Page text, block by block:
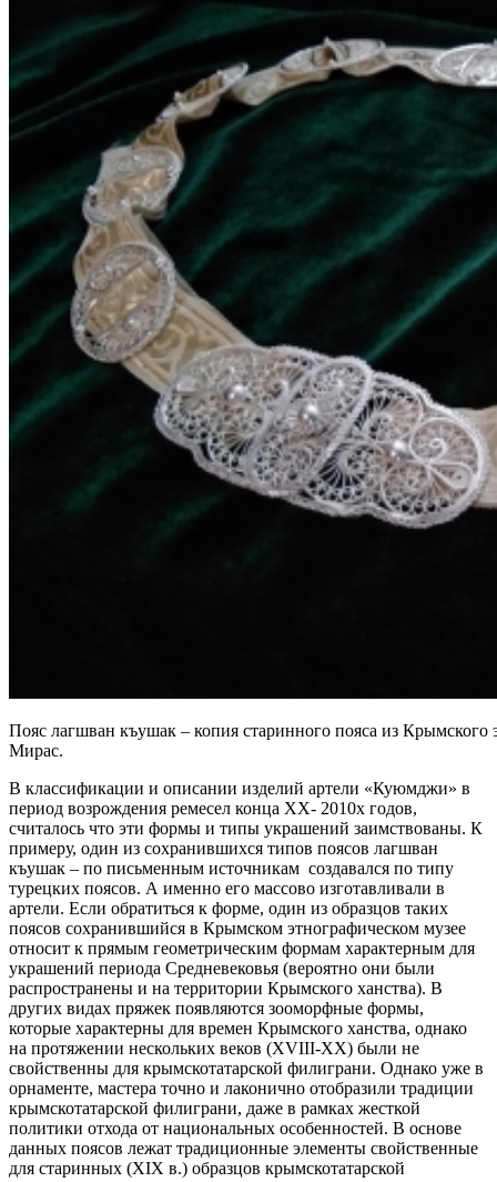
Пояс лагшван къушак – копия старинного пояса из Крымского
Мирас.
В классификации и описании изделий артели «Куюмджи» в
период возрождения ремесел конца ХХ- 2010х годов,
считалось что эти формы и типы украшений заимствованы. К
примеру, один из сохранившихся типов поясов лагшван
къушак – по письменным источникам создавался по типу
турецких поясов. А именно его массово изготавливали в
артели. Если обратиться к форме, один из образцов таких
поясов сохранившийся в Крымском этнографическом музее
относит к прямым геометрическим формам характерным для
украшений периода Средневековья (вероятно они были
распространены и на территории Крымского ханства). В
других видах пряжек появляются зооморфные формы,
которые характерны для времен Крымского ханства, однако
на протяжении нескольких веков (XVIII-XX) были не
свойственны для крымскотатарской филиграни. Однако уже в
орнаменте, мастера точно и лаконично отобразили традиции
крымскотатарской филиграни, даже в рамках жесткой
политики отхода от национальных особенностей. В основе
данных поясов лежат традиционные элементы свойственные
для старинных (XIX в.) образцов крымскотатарской